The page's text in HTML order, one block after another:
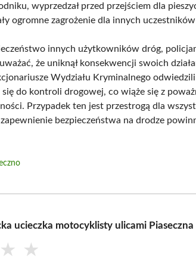
wyprzedzał przed przejściem dla
ogromne zagrożenie dla innych
innych użytkowników dróg,
uważać, że uniknął konsekwencji swoich
Wydziału Kryminalnego
się do kontroli drogowej, co wiąże się z
Przypadek ten jest przestrogą dla
bezpieczeństwa na drodze
ucieczka motocyklisty ulicami Piaseczna
★ ★